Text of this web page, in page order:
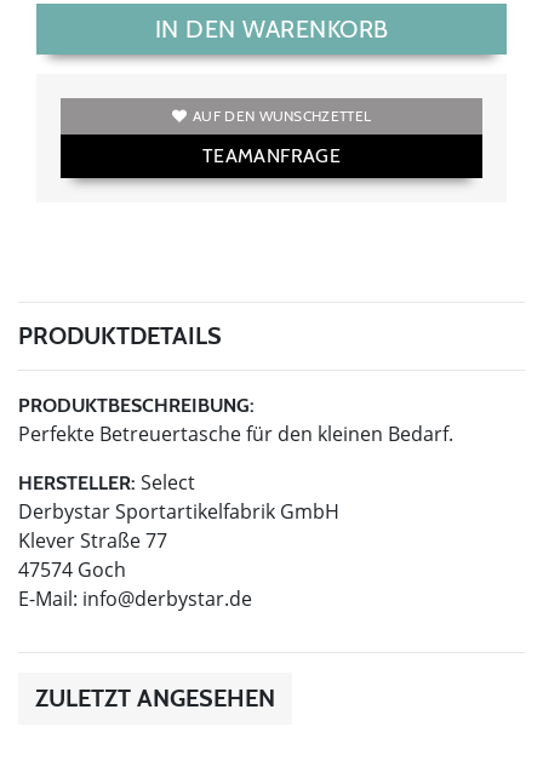
IN DEN WARENKORB
AUF DEN WUNSCHZETTEL
TEAMANFRAGE
PRODUKTDETAILS
PRODUKTBESCHREIBUNG:
Perfekte Betreuertasche für den kleinen Bedarf.
HERSTELLER: Select
Derbystar Sportartikelfabrik GmbH
Klever Straße 77
47574 Goch
E-Mail: info@derbystar.de
ZULETZT ANGESEHEN